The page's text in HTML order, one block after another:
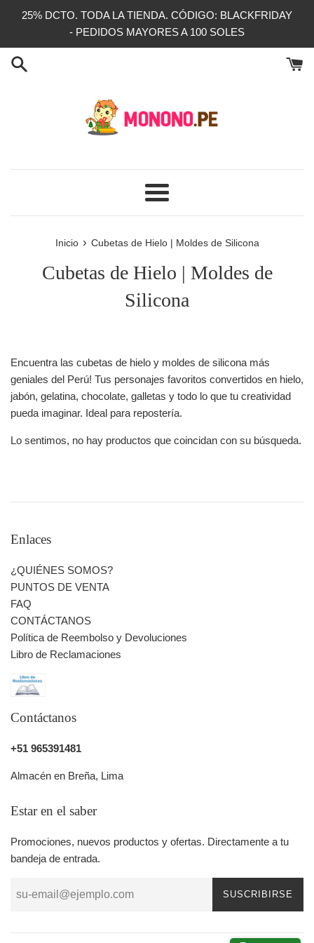
contenido
25% DCTO. TODA LA TIENDA. CÓDIGO: BLACKFRIDAY
- PEDIDOS MAYORES A 100 SOLES
Más
Inicio › Cubetas de Hielo | Moldes de Silicona
Cubetas de Hielo | Moldes de
Silicona
Encuentra las cubetas de hielo y moldes de silicona más
geniales del Perú! Tus personajes favoritos convertidos en hielo,
jabón, gelatina, chocolate, galletas y todo lo que tu creatividad
pueda imaginar. Ideal para repostería.
Lo sentimos, no hay productos que coincidan con su búsqueda.
Enlaces
¿QUIÉNES SOMOS?
PUNTOS DE VENTA
FAQ
CONTÁCTANOS
Política de Reembolso y Devoluciones
Libro de Reclamaciones
Contáctanos
+51 965391481
Almacén en Breña, Lima
Estar en el saber
Promociones, nuevos productos y ofertas. Directamente a tu
bandeja de entrada.
SUSCRIBIRSE